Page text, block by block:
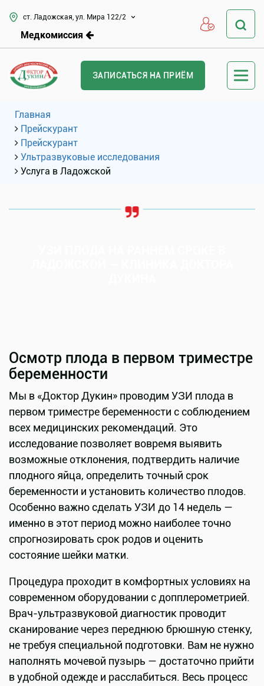
ст. Ладожская, ул. Мира 122/2
Медкомиссия
ЗАПИСАТЬСЯ НА ПРИЁМ
Главная
Прейскурант
Прейскурант
Ультразвуковые исследования
Услуга в Ладожской
Осмотр плода в первом триместре
беременности
Мы в «Доктор Дукин» проводим УЗИ плода в
первом триместре беременности с соблюдением
всех медицинских рекомендаций. Это
исследование позволяет вовремя выявить
возможные отклонения, подтвердить наличие
плодного яйца, определить точный срок
беременности и установить количество плодов.
Особенно важно сделать УЗИ до 14 недель —
именно в этот период можно наиболее точно
спрогнозировать срок родов и оценить
состояние шейки матки.
Процедура проходит в комфортных условиях на
современном оборудовании с допплерометрией.
Врач-ультразвуковой диагностик проводит
сканирование через переднюю брюшную стенку,
не требуя специальной подготовки. Вам не нужно
наполнять мочевой пузырь — достаточно прийти
в удобной одежде и расслабиться. Весь процесс